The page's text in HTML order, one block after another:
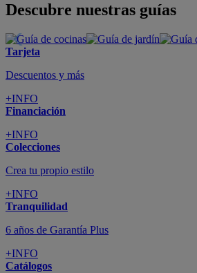
Descubre nuestras guías
Tarjeta
Descuentos y más
+INFO
Financiación
+INFO
Colecciones
Crea tu propio estilo
+INFO
Tranquilidad
6 años de Garantía Plus
+INFO
Catálogos